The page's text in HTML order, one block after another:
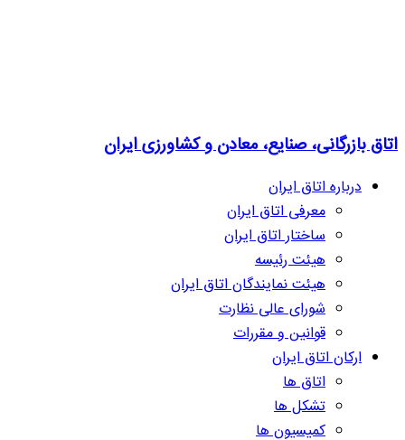
اتاق بازرگانی، صنایع، معادن و کشاورزی ایران
درباره اتاق ایران
معرفی اتاق ایران
ساختار اتاق ایران
هیئت رئیسه
هیئت نمایندگان اتاق ایران
شورای عالی نظارت
قوانین و مقررات
ارکان اتاق ایران
اتاق ها
تشکل ها
کمیسیون ها